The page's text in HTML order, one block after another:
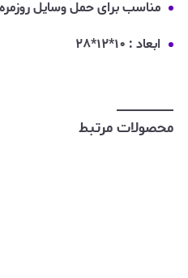
مناسب برای حمل وسایل روزمره
ابعاد : ۱۰*۱۲*۲۸
محصولات مرتبط